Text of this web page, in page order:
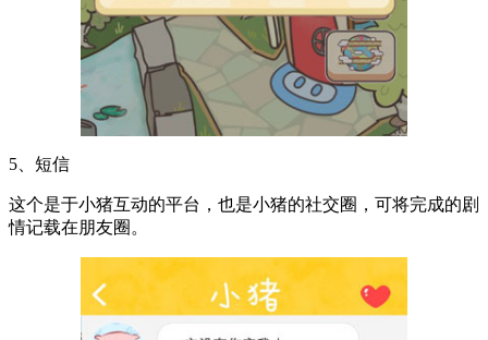
5、短信
这个是于小猪互动的平台，也是小猪的社交圈，可将完成的剧
情记载在朋友圈。